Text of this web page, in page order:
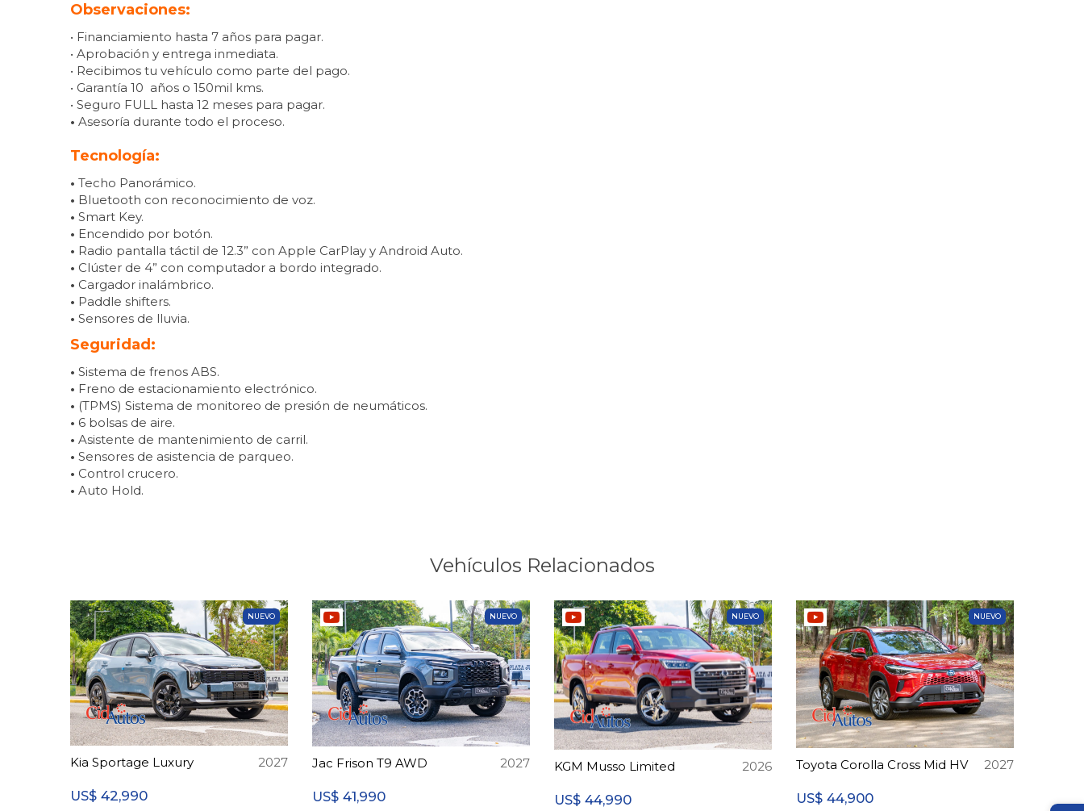
Observaciones:
• Financiamiento hasta 7 años para pagar.
• Aprobación y entrega inmediata.
• Recibimos tu vehículo como parte del pago.
• Garantía 10 años o 150mil kms.
• Seguro FULL hasta 12 meses para pagar.
• Asesoría durante todo el proceso.
Tecnología:
• Techo Panorámico.
• Bluetooth con reconocimiento de voz.
• Smart Key.
• Encendido por botón.
• Radio pantalla táctil de 12.3” con Apple CarPlay y Android Auto.
• Clúster de 4” con computador a bordo integrado.
• Cargador inalámbrico.
• Paddle shifters.
• Sensores de lluvia.
Seguridad:
• Sistema de frenos ABS.
• Freno de estacionamiento electrónico.
• (TPMS) Sistema de monitoreo de presión de neumáticos.
• 6 bolsas de aire.
• Asistente de mantenimiento de carril.
• Sensores de asistencia de parqueo.
• Control crucero.
• Auto Hold.
Vehículos Relacionados
NUEVO
Kia Sportage Luxury 2027
US$ 42,990
NUEVO
Jac Frison T9 AWD 2027
US$ 41,990
NUEVO
KGM Musso Limited 2026
US$ 44,990
NUEVO
Toyota Corolla Cross Mid HV 2027
US$ 44,900